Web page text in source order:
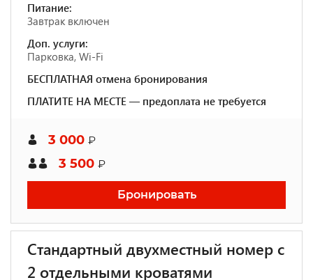
Питание:
Завтрак включен
Доп. услуги:
Парковка, Wi-Fi
БЕСПЛАТНАЯ отмена бронирования
ПЛАТИТЕ НА МЕСТЕ — предоплата не требуется
3 000 ₽
3 500 ₽
Бронировать
Стандартный двухместный номер с
2 отдельными кроватями